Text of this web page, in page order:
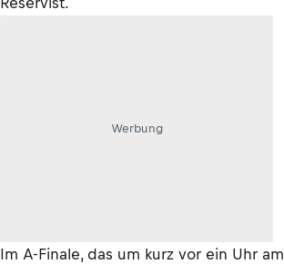
Werbung
Im A-Finale, das um kurz vor ein Uhr am